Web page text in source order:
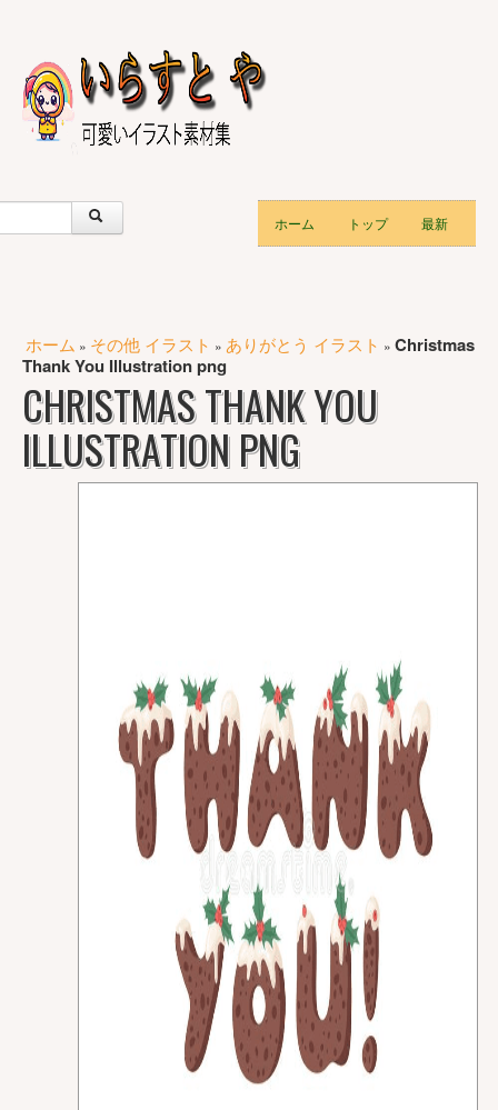
ホーム トップ 最新
ホーム » その他 イラスト » ありがとう イラスト » Christmas
Thank You Illustration png
CHRISTMAS THANK YOU
ILLUSTRATION PNG